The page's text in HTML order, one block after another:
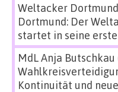
Weltacker
Dortmund: Der
startet in seine erste
MdL Anja Butschkau
Kontinuität und